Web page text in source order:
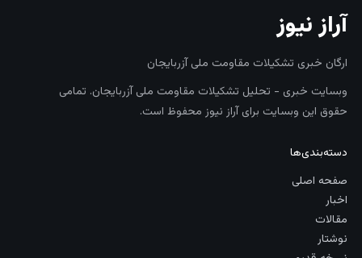
آراز نیوز
ارگان خبری تشکیلات مقاومت ملی آزربایجان
وبسایت خبری - تحلیل تشکیلات مقاومت ملی آزربایجان. تمامی
حقوق این وبسایت برای آراز نیوز محفوظ است.
دسته‌بندی‌ها
صفحه اصلی
اخبار
مقالات
نوشتار